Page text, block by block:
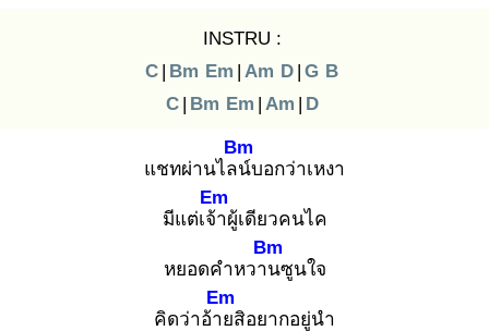
INSTRU :
C | Bm Em | Am D | G B
C | Bm Em | Am | D
แชทผ่านไลน์
Bm
บอกว่าเหงา
มีแต่เจ้า
Em
ผู้เดียวคนไค
หยอดคำหวาน
Bm
ซูนใจ
คิดว่าอ้าย
Em
สิอยากอยู่นำ